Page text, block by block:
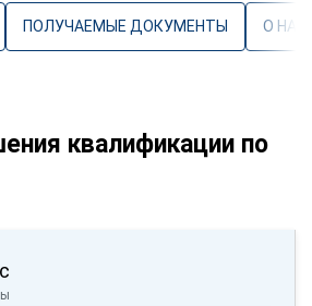
ПОЛУЧАЕМЫЕ ДОКУМЕНТЫ О
квалификации по